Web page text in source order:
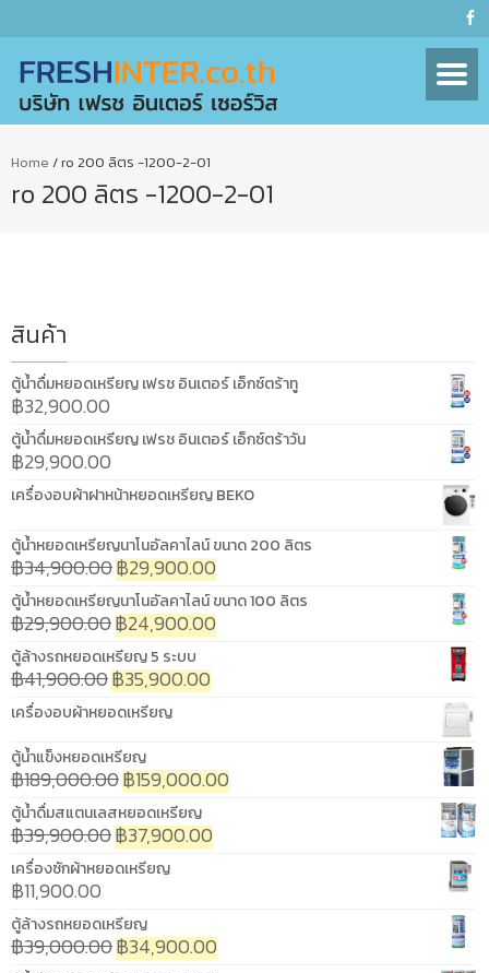
Home /ro 200 ลิตร -1200-2-01
ro 200 ลิตร -1200-2-01
สินค้า
ตู้น้ำดื่มหยอดเหรียญ เฟรช อินเตอร์ เอ็กซ์ตร้าทู
฿32,900.00
ตู้น้ำดื่มหยอดเหรียญ เฟรช อินเตอร์ เอ็กซ์ตร้าวัน
฿29,900.00
เครื่องอบผ้าฝาหน้าหยอดเหรียญ BEKO
ตู้น้ำหยอดเหรียญนาโนอัลคาไลน์ ขนาด 200 ลิตร
฿34,900.00฿29,900.00
ตู้น้ำหยอดเหรียญนาโนอัลคาไลน์ ขนาด 100 ลิตร
฿29,900.00฿24,900.00
ตู้ล้างรถหยอดเหรียญ 5 ระบบ
฿41,900.00฿35,900.00
เครื่องอบผ้าหยอดเหรียญ
ตู้น้ำแข็งหยอดเหรียญ
฿189,000.00฿159,000.00
ตู้น้ำดื่มสแตนเลสหยอดเหรียญ
฿39,900.00฿37,900.00
เครื่องซักผ้าหยอดเหรียญ
฿11,900.00
ตู้ล้างรถหยอดเหรียญ
฿39,000.00฿34,900.00